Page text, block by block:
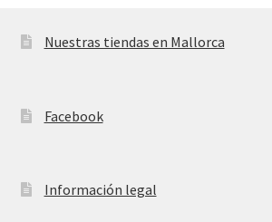
Nuestras tiendas en Mallorca
Facebook
Información legal